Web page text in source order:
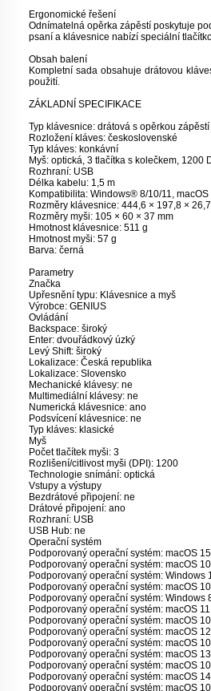
Ergonomické řešení
Odnímatelná opěrka zápěstí poskytuje
psaní a klávesnice nabízí speciální
Obsah balení
Kompletní sada obsahuje drátovou
použití.
ZÁKLADNÍ SPECIFIKACE
Typ klávesnice: drátová s opěrkou zápěstí
Rozložení kláves: československé
Typ kláves: konkávní
Myš: optická, 3 tlačítka s kolečkem, 1200
Rozhraní: USB
Délka kabelu: 1,5 m
Kompatibilita: Windows® 8/10/11, macOS
Rozměry klávesnice: 444,6 × 197,8 ×
Rozměry myši: 105 × 60 × 37 mm
Hmotnost klávesnice: 511 g
Hmotnost myši: 57 g
Barva: černá
Parametry
Značka
Upřesnění typu: Klávesnice a myš
Výrobce: GENIUS
Ovládání
Backspace: široký
Enter: dvouřádkový úzký
Levý Shift: široký
Lokalizace: Česká republika
Lokalizace: Slovensko
Mechanické klávesy: ne
Multimediální klávesy: ne
Numerická klávesnice: ano
Podsvícení klávesnice: ne
Typ kláves: klasické
Myš
Počet tlačítek myši: 3
Rozlišení/citlivost myši (DPI): 1200
Technologie snímání: optická
Vstupy a výstupy
Bezdrátové připojení: ne
Drátové připojení: ano
Rozhraní: USB
USB Hub: ne
Operační systém
Podporovaný operační systém: macOS 15
Podporovaný operační systém: macOS
Podporovaný operační systém: Windows
Podporovaný operační systém: macOS
Podporovaný operační systém: Windows
Podporovaný operační systém: macOS 11
Podporovaný operační systém: macOS
Podporovaný operační systém: macOS 12
Podporovaný operační systém: macOS
Podporovaný operační systém: macOS 13
Podporovaný operační systém: macOS
Podporovaný operační systém: macOS 14
Podporovaný operační systém: macOS